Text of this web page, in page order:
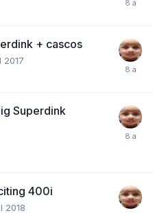
+ cascos
2017
Superdink
400i
2018